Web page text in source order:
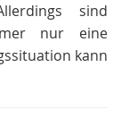
sind
nur eine
kann